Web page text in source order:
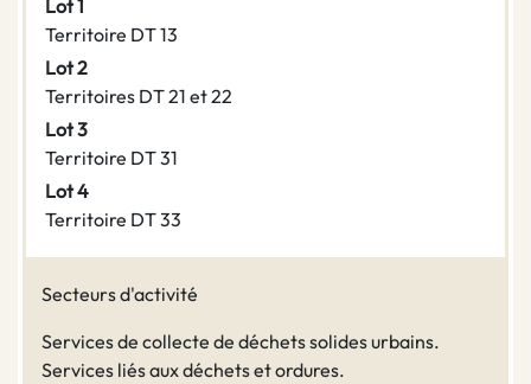
Lot 1
Territoire DT 13
Lot 2
Territoires DT 21 et 22
Lot 3
Territoire DT 31
Lot 4
Territoire DT 33
Secteurs d'activité
Services de collecte de déchets solides urbains.
Services liés aux déchets et ordures.